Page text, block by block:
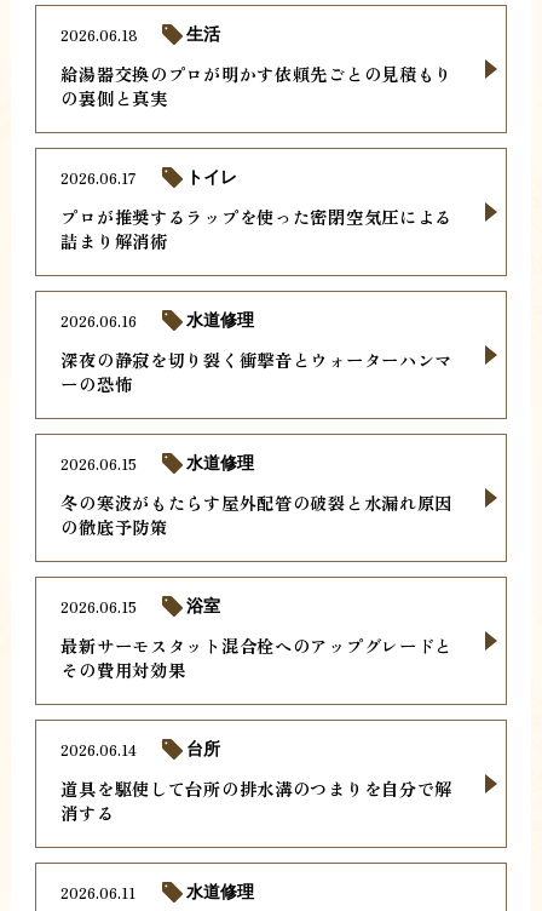
給湯器交換のプロが明かす依頼先ごとの見積もり
の裏側と真実
2026.06.18 生活
プロが推奨するラップを使った密閉空気圧による
詰まり解消術
2026.06.17 トイレ
深夜の静寂を切り裂く衝撃音とウォーターハンマ
ーの恐怖
2026.06.16 水道修理
冬の寒波がもたらす屋外配管の破裂と水漏れ原因
の徹底予防策
2026.06.15 水道修理
最新サーモスタット混合栓へのアップグレードと
その費用対効果
2026.06.15 浴室
道具を駆使して台所の排水溝のつまりを自分で解
消する
2026.06.14 台所
2026.06.11 水道修理